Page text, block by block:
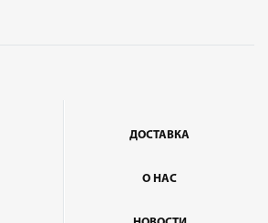
ДОСТАВКА
О НАС